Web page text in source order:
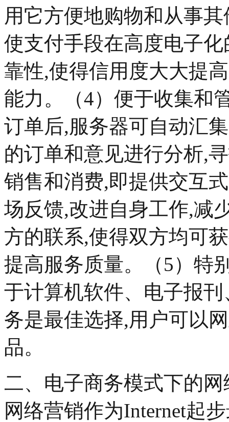
用它方便地购物和从事
使支付手段在高度电子
靠性,使得信用度大大提
能力。（4）便于收集
订单后,服务器可自动汇
的订单和意见进行分析,
销售和消费,即提供交互
场反馈,改进自身工作,减
方的联系,使得双方均可
提高服务质量。（5）
于计算机软件、电子报
务是最佳选择,用户可以
品。
二、电子商务模式下的
网络营销作为Internet起